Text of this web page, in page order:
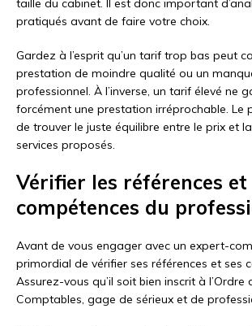
taille du cabinet. Il est donc important
pratiqués avant de faire votre choix.
Gardez à l’esprit qu’un tarif trop bas peut
prestation de moindre qualité ou un
professionnel. À l’inverse, un tarif élevé ne
forcément une prestation irréprochable. Le
de trouver le juste équilibre entre le prix et
services proposés.
Vérifier les références et
compétences du
Avant de vous engager avec un expert-
primordial de vérifier ses références et ses
Assurez-vous qu’il soit bien inscrit à l’Ordre
Comptables, gage de sérieux et de